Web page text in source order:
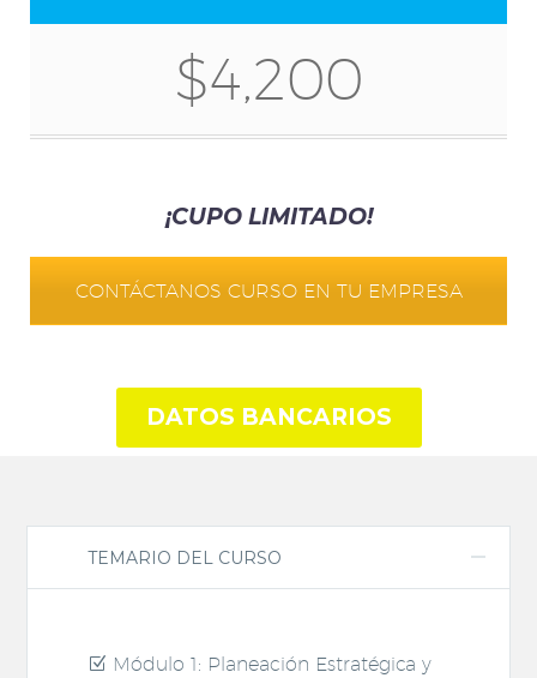
$4,200
¡CUPO LIMITADO!
CONTÁCTANOS CURSO EN TU EMPRESA
DATOS BANCARIOS
TEMARIO DEL CURSO
Módulo 1: Planeación Estratégica y